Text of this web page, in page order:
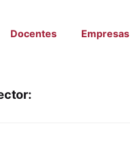
Docentes Empresas